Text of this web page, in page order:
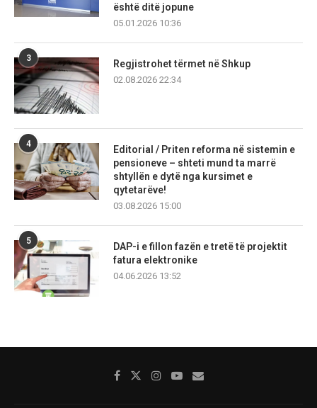
është ditë jopune
05.01.2026 10:36
3
Regjistrohet tërmet në Shkup
02.08.2026 22:34
4
Editorial / Priten reforma në sistemin e
pensioneve – shteti mund ta marrë
shtyllën e dytë nga kursimet e
qytetarëve!
03.08.2026 15:00
5
DAP-i e fillon fazën e tretë të projektit
fatura elektronike
04.06.2026 13:52